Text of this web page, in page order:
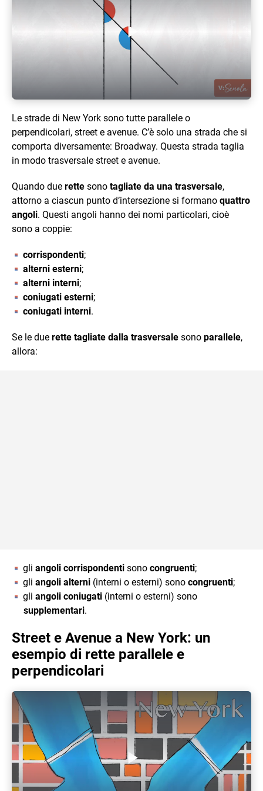
Play Video
Le strade di New York sono tutte parallele o
perpendicolari, street e avenue. C’è solo una strada che si
comporta diversamente: Broadway. Questa strada taglia
in modo trasversale street e avenue.
Quando due rette sono tagliate da una trasversale,
attorno a ciascun punto d’intersezione si formano quattro
angoli. Questi angoli hanno dei nomi particolari, cioè
sono a coppie:
corrispondenti;
alterni esterni;
alterni interni;
coniugati esterni;
coniugati interni.
Se le due rette tagliate dalla trasversale sono parallele,
allora:
gli angoli corrispondenti sono congruenti;
gli angoli alterni (interni o esterni) sono congruenti;
gli angoli coniugati (interni o esterni) sono
supplementari.
Street e Avenue a New York: un
esempio di rette parallele e
perpendicolari
Play Video